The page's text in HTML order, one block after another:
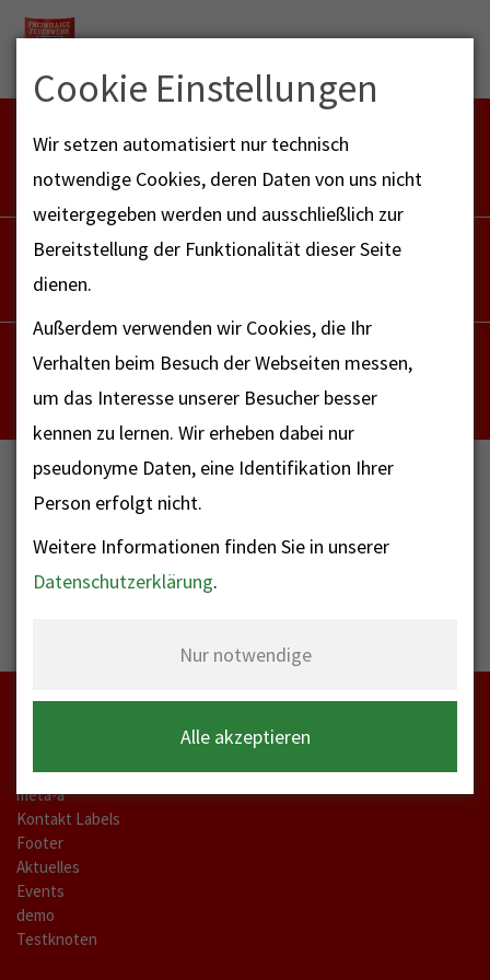
Menu
FEUERWEHR NOTFALL-RETTUNGSDIENST
112
POLIZEI
NOTRUF - FAX FÜR HÖRBEHINDERTE
112
Abgesagt wegen Lockdown!
Startseite
meta-a
Kontakt Labels
Footer
Aktuelles
Events
demo
Testknoten
Cookie Einstellungen
Wir setzen automatisiert nur technisch
notwendige Cookies, deren Daten von uns nicht
weitergegeben werden und ausschließlich zur
Bereitstellung der Funktionalität dieser Seite
dienen.
Außerdem verwenden wir Cookies, die Ihr
Verhalten beim Besuch der Webseiten messen,
um das Interesse unserer Besucher besser
kennen zu lernen. Wir erheben dabei nur
pseudonyme Daten, eine Identifikation Ihrer
Person erfolgt nicht.
Weitere Informationen finden Sie in unserer
Datenschutzerklärung.
Nur notwendige
Alle akzeptieren